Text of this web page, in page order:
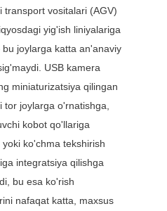
transport vositalari (AGV)
yig'ish liniyalariga
joylarga katta an'anaviy
USB kamera
miniaturizatsiya qilingan
tor joylarga o'rnatishga,
kobot qo'llariga
yoki ko'chma tekshirish
integratsiya qilishga
bu esa ko'rish
nafaqat katta, maxsus